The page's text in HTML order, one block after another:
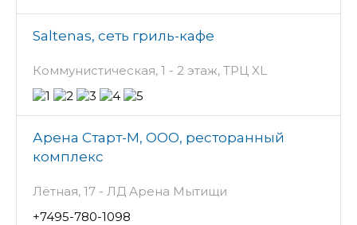
Saltenas, сеть гриль-кафе
Коммунистическая, 1 - 2 этаж, ТРЦ XL
Арена Старт-М, ООО, ресторанный
комплекс
Лётная, 17 - ЛД Арена Мытищи
+7495-780-1098